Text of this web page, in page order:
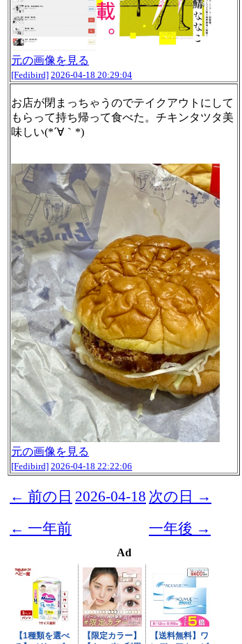
元の画像を見る
[Fedibird] 2026-04-18 20:29:04
お店が閉まっちゃうのでテイクアウトにして
もらって持ち帰って食べた。チキンタツタ美
味しい(*´∀｀*)
元の画像を見る
[Fedibird] 2026-04-18 22:22:06
← 前の日 2026-04-18 次の日 →
← 一年前
一年後 →
Ad